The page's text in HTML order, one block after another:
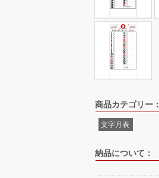
商品カテゴリー：
文字月表
納品について：